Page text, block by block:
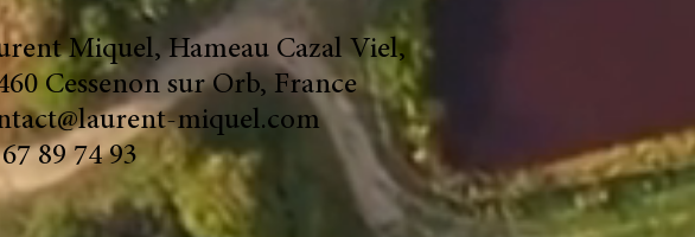
Miquel, Hameau Cazal Viel,
Cessenon sur Orb, France
miquel.com
89 74 93